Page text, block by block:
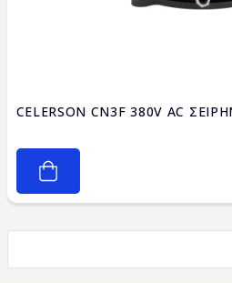
CELERSON CN3F 380V AC